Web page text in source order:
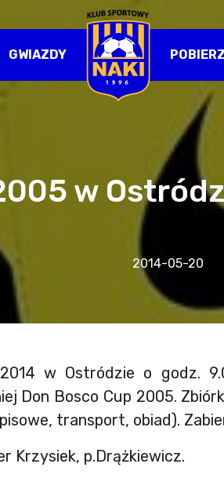
GWIAZDY POBIERZ
w
2014-05-20
w Ostródzie o godz.
Don Bosco Cup 2005.
transport, obiad).
Krzysiek, p.Drążkiewicz.